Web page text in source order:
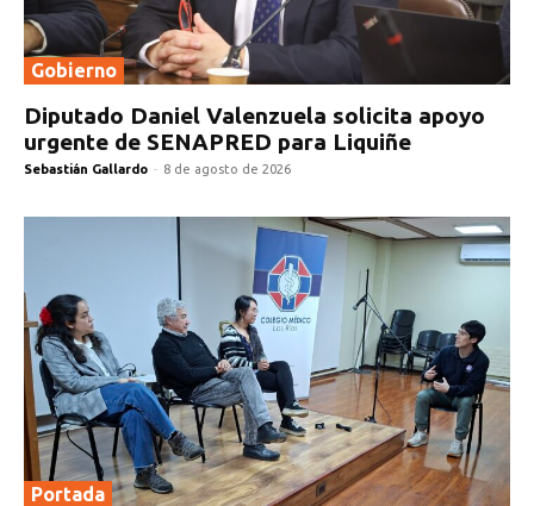
Gobierno
Diputado Daniel Valenzuela solicita apoyo
urgente de SENAPRED para Liquiñe
Sebastián Gallardo - 8 de agosto de 2026
Portada